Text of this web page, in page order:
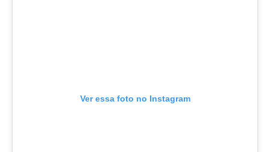
Ver essa foto no Instagram